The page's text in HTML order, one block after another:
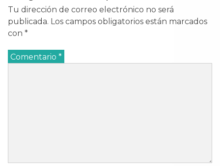
Tu dirección de correo electrónico no será
publicada. Los campos obligatorios están marcados
con *
Comentario *